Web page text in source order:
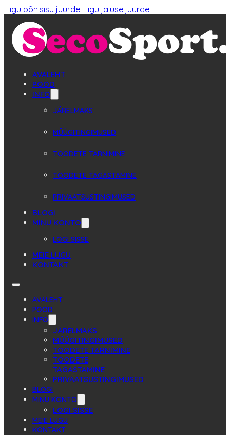
Liigu põhisisu juurde Liigu jaluse juurde
AVALEHT
POOD
INFO
JÄRELMAKS
MÜÜGITINGIMUSED
TOODETE TARNIMINE
TOODETE TAGASTAMINE
PRIVAATSUSTINGIMUSED
BLOGI
MINU KONTO
LOGI SISSE
MEIE LUGU
KONTAKT
AVALEHT
POOD
INFO
JÄRELMAKS
MÜÜGITINGIMUSED
TOODETE TARNIMINE
TOODETE
TAGASTAMINE
PRIVAATSUSTINGIMUSED
BLOGI
MINU KONTO
LOGI SISSE
MEIE LUGU
KONTAKT